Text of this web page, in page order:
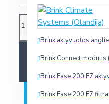
Brink aktyvuotos
Brink Connect modulis
Brink Ease 200 F7
Brink Ease 200 F7
Į KREPŠELĮ
PIRKTI IŠ KARTO